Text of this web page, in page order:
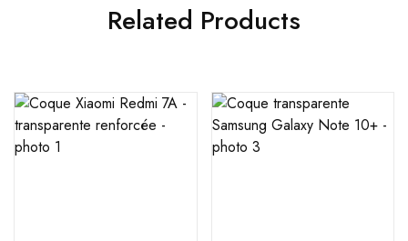
Related Products